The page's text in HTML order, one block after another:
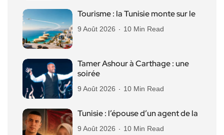
Tourisme : la Tunisie monte sur le
9 Août 2026 10 Min Read
Tamer Ashour à Carthage : une
soirée
9 Août 2026 10 Min Read
Tunisie : l’épouse d’un agent de la
9 Août 2026 10 Min Read